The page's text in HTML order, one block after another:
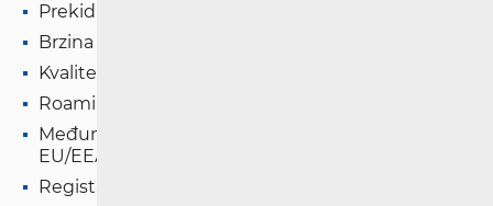
Prekid usluge (kvar) u nepokretnoj mreži
Brzina pristupa internetu u nepokretnoj mreži
Kvaliteta usluge u pokretnoj mreži
Roaming u zemljama EU/EEA
Međunarodni pozivi i SMS poruke u druge zemlje
EU/EEA
Registar "NE ZOVI"